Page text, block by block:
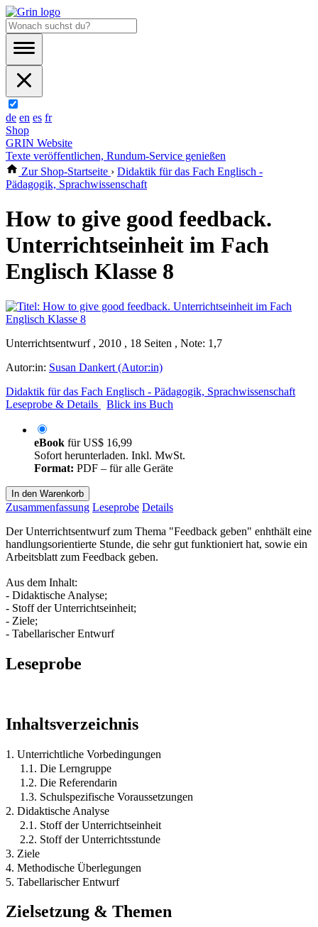
de en es fr
Shop
GRIN Website
Texte veröffentlichen, Rundum-Service genießen
Zur Shop-Startseite › Didaktik für das Fach Englisch -
Pädagogik, Sprachwissenschaft
How to give good feedback.
Unterrichtseinheit im Fach
Englisch Klasse 8
Unterrichtsentwurf , 2010 , 18 Seiten , Note: 1,7
Autor:in: Susan Dankert (Autor:in)
Didaktik für das Fach Englisch - Pädagogik, Sprachwissenschaft
Leseprobe & Details
Blick ins Buch
eBook fürUS$ 16,99
Sofort herunterladen. Inkl. MwSt.
Format: PDF – für alle Geräte
In den Warenkorb
Zusammenfassung Leseprobe Details
Der Unterrichtsentwurf zum Thema "Feedback geben" enhthält eine
handlungsorientierte Stunde, die sehr gut funktioniert hat, sowie ein
Arbeitsblatt zum Feedback geben.
Aus dem Inhalt:
- Didaktische Analyse;
- Stoff der Unterrichtseinheit;
- Ziele;
- Tabellarischer Entwurf
Leseprobe
Inhaltsverzeichnis
1. Unterrichtliche Vorbedingungen
1.1. Die Lerngruppe
1.2. Die Referendarin
1.3. Schulspezifische Voraussetzungen
2. Didaktische Analyse
2.1. Stoff der Unterrichtseinheit
2.2. Stoff der Unterrichtsstunde
3. Ziele
4. Methodische Überlegungen
5. Tabellarischer Entwurf
Zielsetzung & Themen